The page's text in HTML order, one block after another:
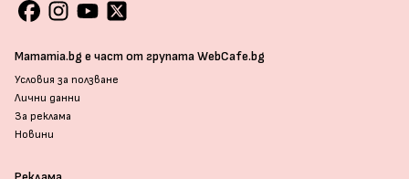
Mamamia.bg е част от групата WebCafe.bg
Условия за ползване
Лични данни
За реклама
Новини